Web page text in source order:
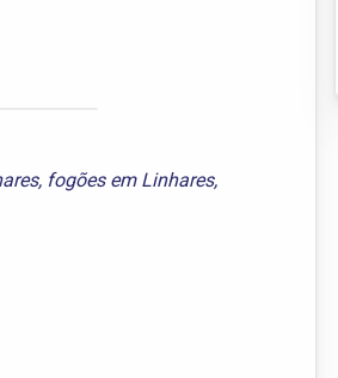
, fogões em Linhares,